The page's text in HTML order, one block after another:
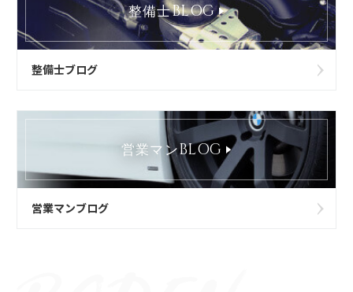
整備士BLOG
整備士ブログ
営業マンBLOG
営業マンブログ